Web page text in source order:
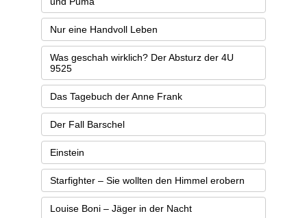
Nur eine Handvoll Leben
Was geschah wirklich? Der Absturz der 4U
9525
Das Tagebuch der Anne Frank
Der Fall Barschel
Einstein
Starfighter – Sie wollten den Himmel erobern
Louise Boni – Jäger in der Nacht